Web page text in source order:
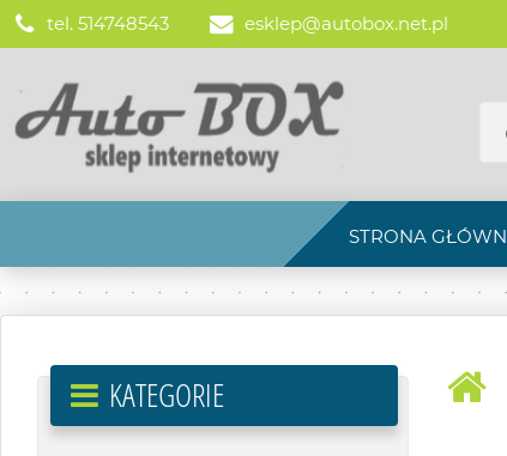
tel. 514748543 esklep@autobox.net.pl
STRONA
KATEGORIE